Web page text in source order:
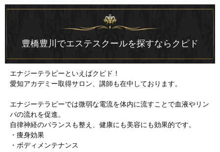
豊橋豊川でエステスクールを探すならクピド
エナジーテラピーといえばクピド！
愛知アカデミー取得サロン、講師も在中しております。
エナジーテラピーでは微弱な電流を体内に流すことで血液やリン
パの流れを促進。
自律神経のバランスも整え、健康にも美容にも効果的です。
・痩身効果
・ボディメンテナンス